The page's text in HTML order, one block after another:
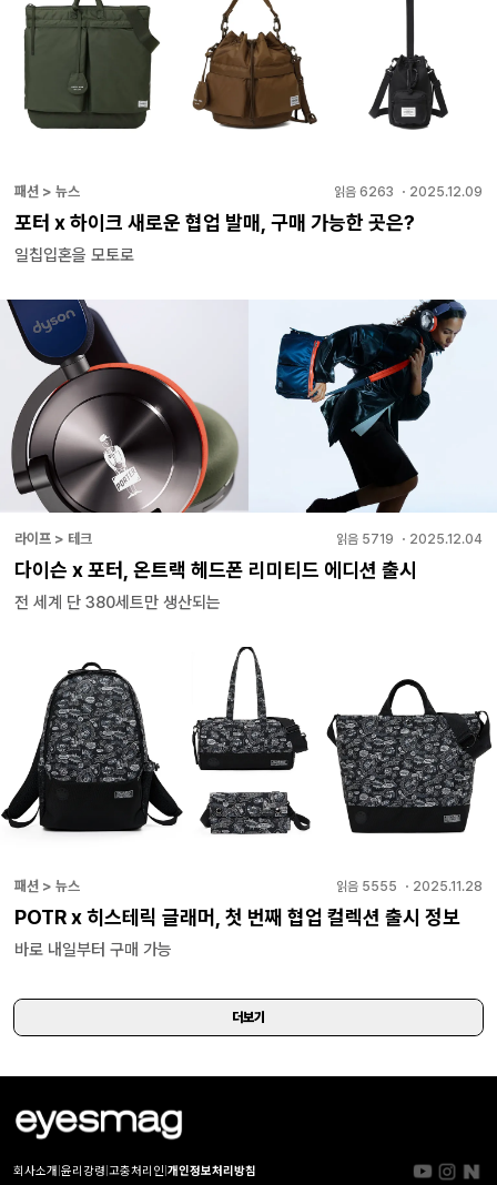
패션 > 뉴스 읽음 6263 ・ 2025.12.09
포터 x 하이크 새로운 협업 발매, 구매 가능한 곳은?
일칩입혼을 모토로
라이프 > 테크 읽음 5719 ・ 2025.12.04
다이슨 x 포터, 온트랙 헤드폰 리미티드 에디션 출시
전 세계 단 380세트만 생산되는
패션 > 뉴스 읽음 5555 ・ 2025.11.28
POTR x 히스테릭 글래머, 첫 번째 협업 컬렉션 출시 정보
바로 내일부터 구매 가능
더보기
회사소개 윤리강령 고충처리인 개인정보처리방침